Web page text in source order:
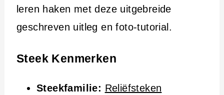
leren haken met deze uitgebreide
geschreven uitleg en foto-tutorial.
Steek Kenmerken
Steekfamilie: Reliëfsteken